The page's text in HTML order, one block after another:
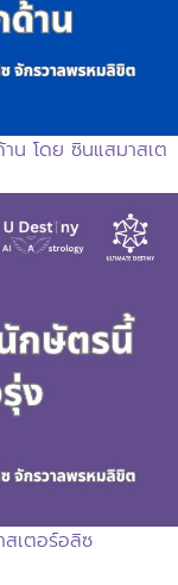
น โดย ซินแสมาสเต
เตอร์อลิซ